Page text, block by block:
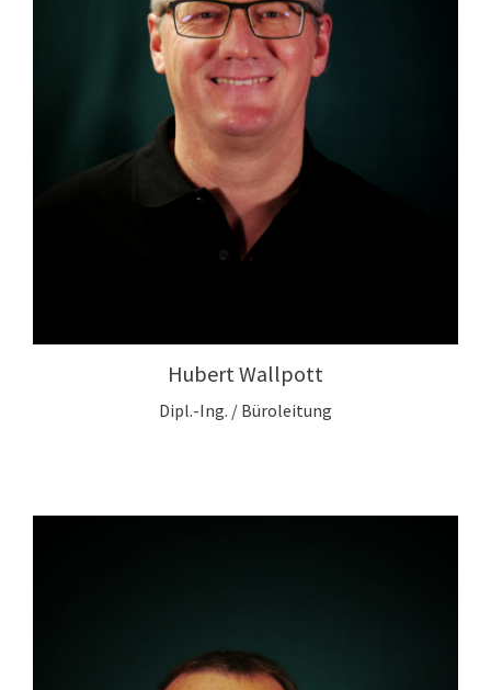
Hubert Wallpott
Dipl.-Ing. / Büroleitung